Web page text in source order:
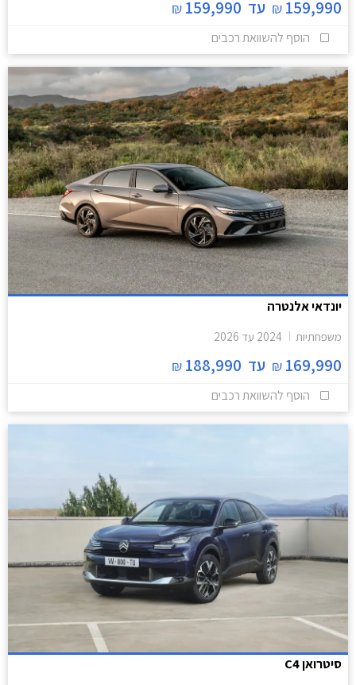
159,990
₪ עד 159,990
₪
הוסף להשוואת רכבים
יונדאי אלנטרה
משפחתיות 2024 עד 2026
169,990
₪ עד 188,990
₪
הוסף להשוואת רכבים
סיטרואן C4